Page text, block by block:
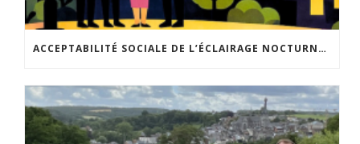
ACCEPTABILITÉ SOCIALE DE L’ÉCLAIRAGE NOCTURNE : LE REPLAY EST DISPONIBLE